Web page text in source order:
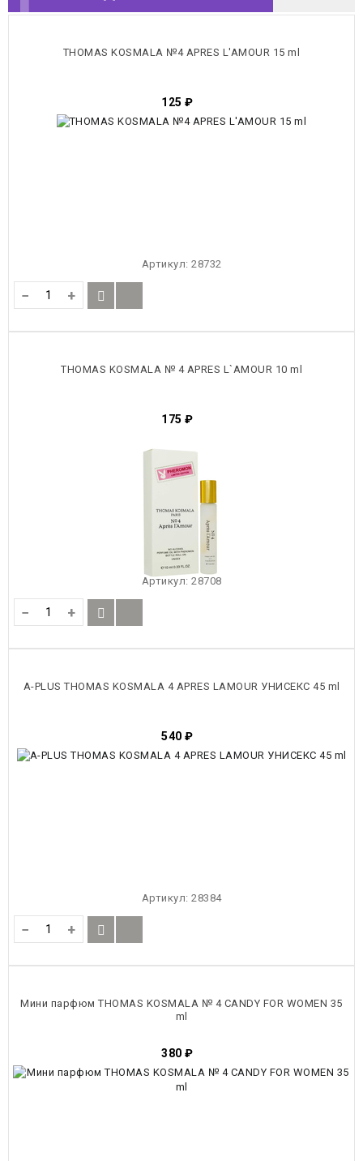
ТОВАРЫ
THOMAS KOSMALA №4 APRES L'AMOUR 15 ml
125 ₽
Артикул: 28732
− +
THOMAS KOSMALA № 4 APRES L`AMOUR 10 ml
175 ₽
Артикул: 28708
− +
A-PLUS THOMAS KOSMALA 4 APRES LAMOUR УНИСЕКС 45 ml
540 ₽
Артикул: 28384
− +
Мини парфюм THOMAS KOSMALA № 4 CANDY FOR WOMEN 35
ml
380 ₽